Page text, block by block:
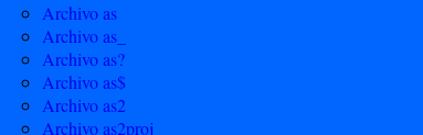
Archivo as
Archivo as_
Archivo as?
Archivo as$
Archivo as2
Archivo as2proj